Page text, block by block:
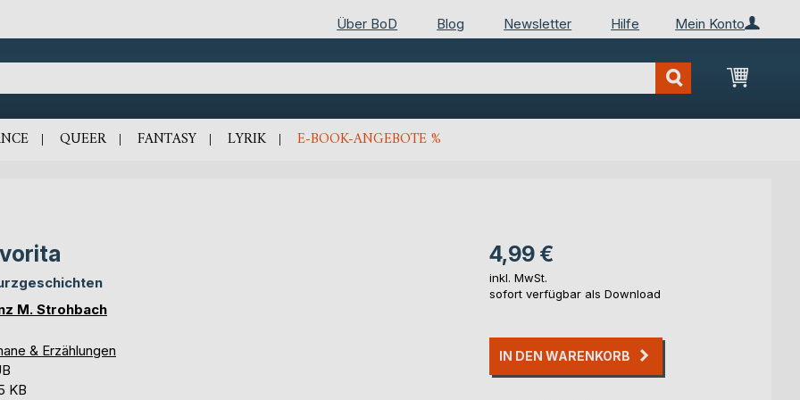
Mein Konto
Über BoD Blog Newsletter Hilfe
Mein
QUEER FANTASY LYRIK E-BOOK-ANGEBOTE %
M. Strohbach
& Erzählungen
KB
4,99 €
inkl. MwSt.
sofort verfügbar als Download
IN DEN WARENKORB